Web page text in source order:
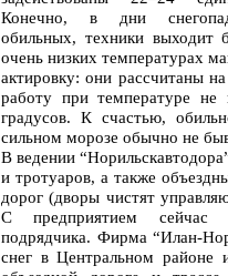
Конечно, в дни
обильных, техники
очень низких температурах
актировку: они рассчитаны
работу при температуре
градусов. К счастью,
сильном морозе обычно не
В ведении
и тротуаров, а также
дорог (дворы чистят
С предприятием сейчас
подрядчика. Фирма “Илан-
снег в Центральном районе